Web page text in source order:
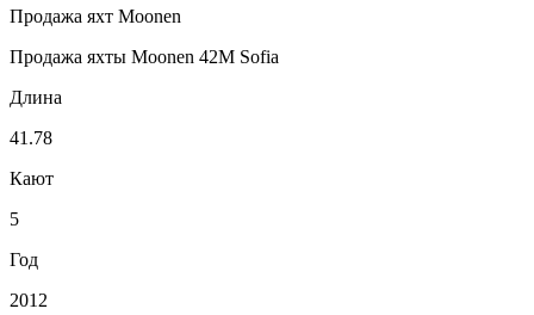
Продажа яхт Moonen
Продажа яхты Moonen 42M Sofia
Длина
41.78
Кают
5
Год
2012